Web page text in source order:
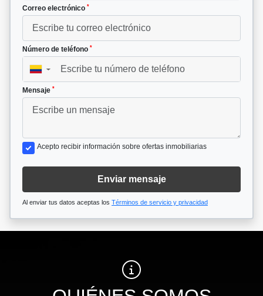
Correo electrónico *
Número de teléfono *
▼
Mensaje *
Acepto recibir información sobre ofertas inmobiliarias
Enviar mensaje
Al enviar tus datos aceptas los Términos de servicio y privacidad